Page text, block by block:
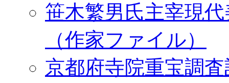
笹木繁男氏主宰現
（作家ファイル）
京都府寺院重宝調